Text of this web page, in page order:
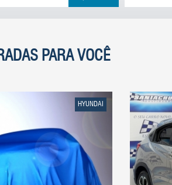
PARA VOCÊ
HYUNDAI